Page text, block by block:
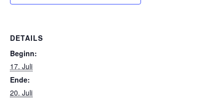
DETAILS
Beginn:
17. Juli
Ende:
20. Juli